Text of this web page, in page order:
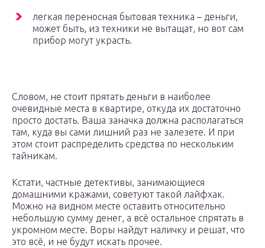
легкая переносная бытовая техника – деньги,
может быть, из техники не вытащат, но вот сам
прибор могут украсть.
Словом, не стоит прятать деньги в наиболее
очевидные места в квартире, откуда их достаточно
просто достать. Ваша заначка должна располагаться
там, куда вы сами лишний раз не залезете. И при
этом стоит распределить средства по нескольким
тайникам.
Кстати, частные детективы, занимающиеся
домашними кражами, советуют такой лайфхак.
Можно на видном месте оставить относительно
небольшую сумму денег, а всё остальное спрятать в
укромном месте. Воры найдут наличку и решат, что
это всё, и не будут искать прочее.